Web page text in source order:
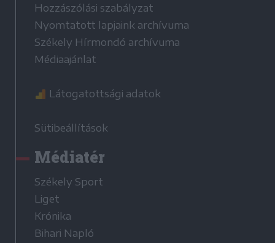
Hozzászólási szabályzat
Nyomtatott lapjaink archívuma
Székely Hírmondó archívuma
Médiaajánlat
Látogatottsági adatok
Sütibeállítások
Médiatér
Székely Sport
Liget
Krónika
Bihari Napló